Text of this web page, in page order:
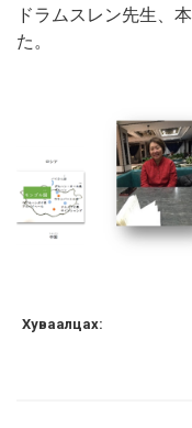
ドラムスレン先生、
た。
Хуваалцах: